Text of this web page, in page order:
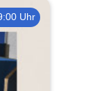
Uhr